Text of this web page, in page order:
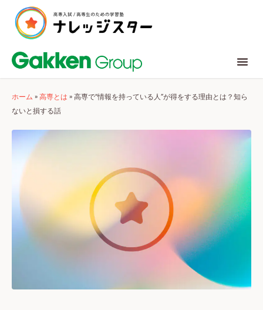
ホーム »高専とは »高専で“情報を持っている人”が得をする理由とは？知ら
ないと損する話